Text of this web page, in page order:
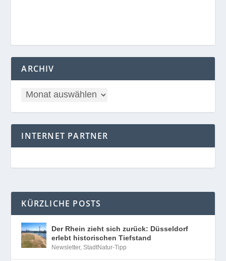
ARCHIV
INTERNET PARTNER
KÜRZLICHE POSTS
Der Rhein zieht sich zurück: Düsseldorf
erlebt historischen Tiefstand
Newsletter,StadtNatur-Tipp